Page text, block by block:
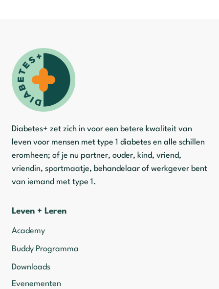
Diabetes+ zet zich in voor een betere kwaliteit van
leven voor mensen met type 1 diabetes en alle schillen
eromheen; of je nu partner, ouder, kind, vriend,
vriendin, sportmaatje, behandelaar of werkgever bent
van iemand met type 1.
Leven + Leren
Academy
Buddy Programma
Downloads
Evenementen